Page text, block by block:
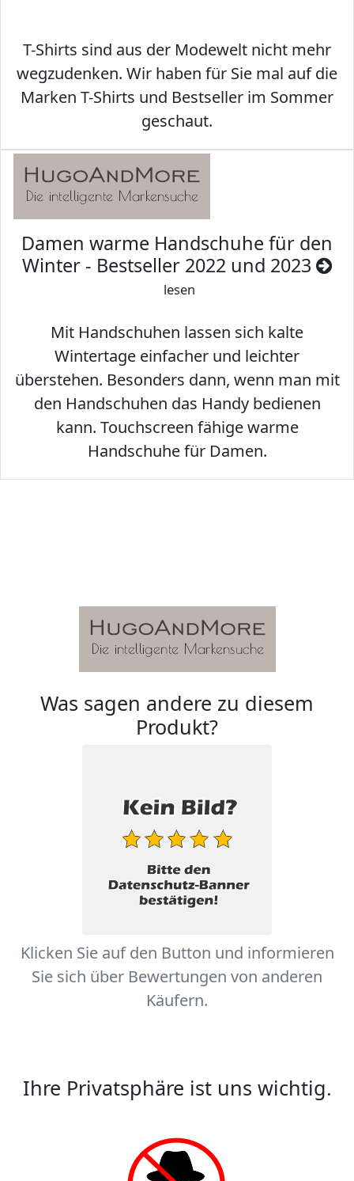
T-Shirts sind aus der Modewelt nicht mehr
wegzudenken. Wir haben für Sie mal auf die
Marken T-Shirts und Bestseller im Sommer
geschaut.
Damen warme Handschuhe für den
Winter - Bestseller 2022 und 2023
lesen
Mit Handschuhen lassen sich kalte
Wintertage einfacher und leichter
überstehen. Besonders dann, wenn man mit
den Handschuhen das Handy bedienen
kann. Touchscreen fähige warme
Handschuhe für Damen.
Was sagen andere zu diesem
Produkt?
Klicken Sie auf den Button und informieren
Sie sich über Bewertungen von anderen
Käufern.
Ihre Privatsphäre ist uns wichtig.